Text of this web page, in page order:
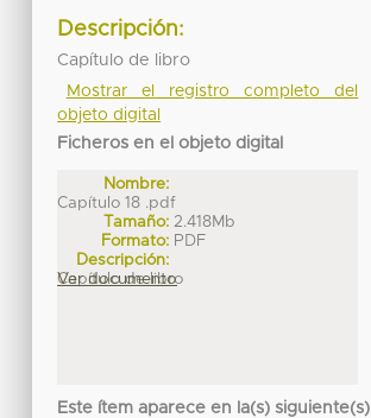
Descripción:
Capítulo de libro
Mostrar el registro completo del
objeto digital
Ficheros en el objeto digital
Nombre:
Capítulo 18 .pdf
Tamaño: 2.418Mb
Formato: PDF
Descripción:
Capítulo de libro
Ver documento
Este ítem aparece en la(s) siguiente(s)